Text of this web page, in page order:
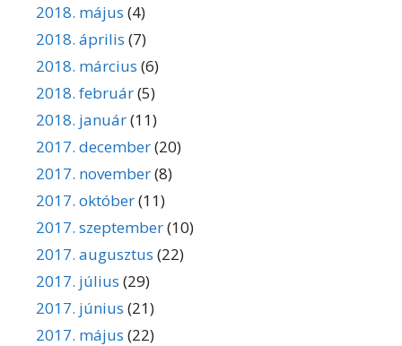
2018. május (4)
2018. április (7)
2018. március (6)
2018. február(5)
2018. január(11)
2017. december(20)
2017. november(8)
2017. október(11)
2017. szeptember(10)
2017. augusztus (22)
2017. július (29)
2017. június (21)
2017. május (22)